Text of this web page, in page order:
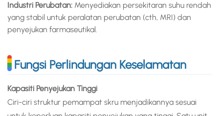
Industri Perubatan: Menyediakan persekitaran suhu rendah
yang stabil untuk peralatan perubatan (cth, MRI) dan
penyejukan farmaseutikal.
Fungsi Perlindungan Keselamatan
Kapasiti Penyejukan Tinggi
Ciri-ciri struktur pemampat skru menjadikannya sesuai